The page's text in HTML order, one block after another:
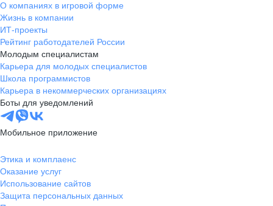
О компаниях в игровой форме
Жизнь в компании
ИТ-проекты
Рейтинг работодателей России
Молодым специалистам
Карьера для молодых специалистов
Школа программистов
Карьера в некоммерческих организациях
Боты для уведомлений
Мобильное приложение
Этика и комплаенс
Оказание услуг
Использование сайтов
Защита персональных данных